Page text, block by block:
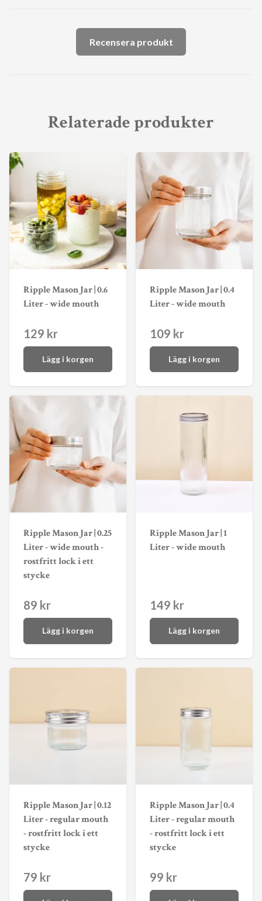
Recensera produkt
Relaterade produkter
Ripple Mason Jar | 0.6
Liter - wide mouth
129 kr
Lägg i korgen
Ripple Mason Jar | 0.4
Liter - wide mouth
109 kr
Lägg i korgen
Ripple Mason Jar | 0.25
Liter - wide mouth -
rostfritt lock i ett
stycke
89 kr
Lägg i korgen
Ripple Mason Jar | 1
Liter - wide mouth
149 kr
Lägg i korgen
Ripple Mason Jar | 0.12
Liter - regular mouth
- rostfritt lock i ett
stycke
79 kr
Ripple Mason Jar | 0.4
Liter - regular mouth
- rostfritt lock i ett
stycke
99 kr